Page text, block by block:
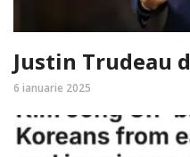
Justin Trudeau
6 ianuarie 2025